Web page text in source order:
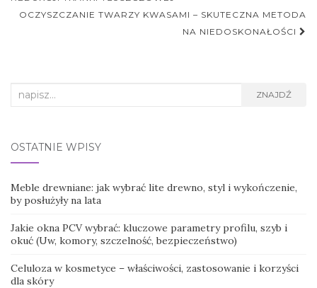
OCZYSZCZANIE TWARZY KWASAMI – SKUTECZNA METODA
NA NIEDOSKONAŁOŚCI
Search
ZNAJDŹ
OSTATNIE WPISY
Meble drewniane: jak wybrać lite drewno, styl i wykończenie,
by posłużyły na lata
Jakie okna PCV wybrać: kluczowe parametry profilu, szyb i
okuć (Uw, komory, szczelność, bezpieczeństwo)
Celuloza w kosmetyce – właściwości, zastosowanie i korzyści
dla skóry